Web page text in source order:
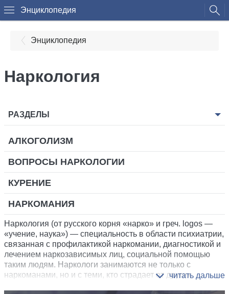
Энциклопедия
Энциклопедия
Наркология
РАЗДЕЛЫ
АЛКОГОЛИЗМ
ВОПРОСЫ НАРКОЛОГИИ
КУРЕНИЕ
НАРКОМАНИЯ
Наркология (от русского корня «нарко» и греч. logos —
«учение, наука») — специальность в области психиатрии,
связанная с профилактикой наркомании, диагностикой и
лечением наркозависимых лиц, социальной помощью
таким людям. Наркологи занимаются не только с
наркоманами, но и с теми, кто страдает от других